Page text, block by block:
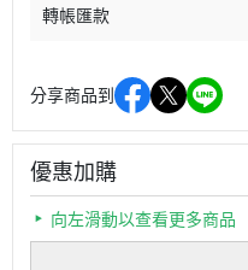
轉帳匯款
分享商品到
優惠加購
向左滑動以查看更多商品